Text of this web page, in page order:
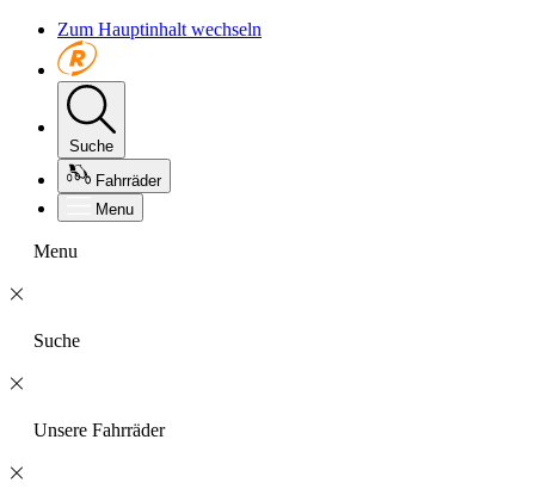
Zum Hauptinhalt wechseln
Suche
Fahrräder
Menu
Menu
Suche
Unsere Fahrräder